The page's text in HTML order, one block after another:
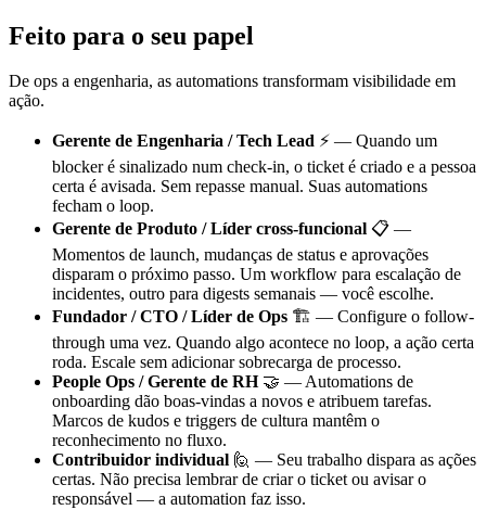
Feito para o seu papel
De ops a engenharia, as automations transformam visibilidade em
ação.
Gerente de Engenharia / Tech Lead ⚡ — Quando um
blocker é sinalizado num check-in, o ticket é criado e a pessoa
certa é avisada. Sem repasse manual. Suas automations
fecham o loop.
Gerente de Produto / Líder cross-funcional 📋 —
Momentos de launch, mudanças de status e aprovações
disparam o próximo passo. Um workflow para escalação de
incidentes, outro para digests semanais — você escolhe.
Fundador / CTO / Líder de Ops 🏗️ — Configure o follow-
through uma vez. Quando algo acontece no loop, a ação certa
roda. Escale sem adicionar sobrecarga de processo.
People Ops / Gerente de RH🤝 — Automations de
onboarding dão boas-vindas a novos e atribuem tarefas.
Marcos de kudos e triggers de cultura mantêm o
reconhecimento no fluxo.
Contribuidor individual 🙋 — Seu trabalho dispara as ações
certas. Não precisa lembrar de criar o ticket ou avisar o
responsável — a automation faz isso.